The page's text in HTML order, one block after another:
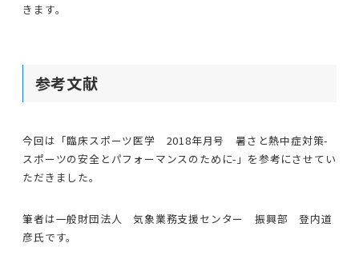
きます。
参考文献
今回は「臨床スポーツ医学 2018年月号 暑さと熱中症対策-
スポーツの安全とパフォーマンスのために-」を参考にさせてい
ただきました。
筆者は一般財団法人 気象業務支援センター 振興部 登内道
彦氏です。